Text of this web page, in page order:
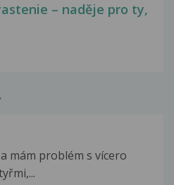
– naděje pro ty,
mám problém s vícero